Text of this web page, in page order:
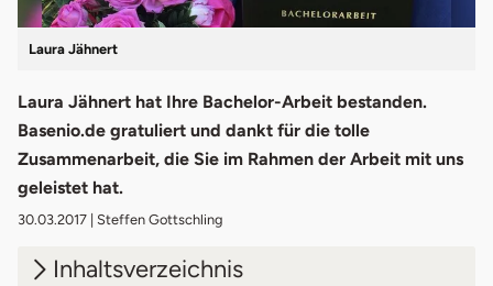
Laura Jähnert
Laura Jähnert hat Ihre Bachelor-Arbeit bestanden.
Basenio.de gratuliert und dankt für die tolle
Zusammenarbeit, die Sie im Rahmen der Arbeit mit uns
geleistet hat.
30.03.2017 | Steffen Gottschling
Inhaltsverzeichnis